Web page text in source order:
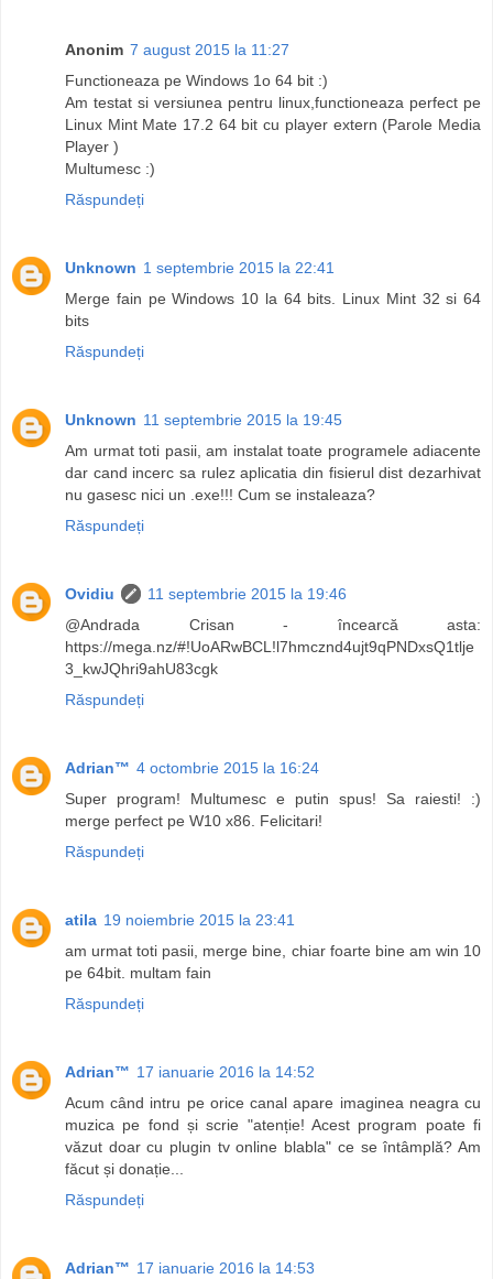
Anonim 7 august 2015 la 11:27
Functioneaza pe Windows 1o 64 bit :)
Am testat si versiunea pentru linux,functioneaza perfect pe
Linux Mint Mate 17.2 64 bit cu player extern (Parole Media
Player )
Multumesc :)
Răspundeți
Unknown 1 septembrie 2015 la 22:41
Merge fain pe Windows 10 la 64 bits. Linux Mint 32 si 64
bits
Răspundeți
Unknown 11 septembrie 2015 la 19:45
Am urmat toti pasii, am instalat toate programele adiacente
dar cand incerc sa rulez aplicatia din fisierul dist dezarhivat
nu gasesc nici un .exe!!! Cum se instaleaza?
Răspundeți
Ovidiu
11 septembrie 2015 la 19:46
@Andrada Crisan - încearcă asta:
https://mega.nz/#!UoARwBCL!l7hmcznd4ujt9qPNDxsQ1tlje
3_kwJQhri9ahU83cgk
Răspundeți
Adrian™ 4 octombrie 2015 la 16:24
Super program! Multumesc e putin spus! Sa raiesti! :)
merge perfect pe W10 x86. Felicitari!
Răspundeți
atila 19 noiembrie 2015 la 23:41
am urmat toti pasii, merge bine, chiar foarte bine am win 10
pe 64bit. multam fain
Răspundeți
Adrian™ 17 ianuarie 2016 la 14:52
Acum când intru pe orice canal apare imaginea neagra cu
muzica pe fond și scrie "atenție! Acest program poate fi
văzut doar cu plugin tv online blabla" ce se întâmplă? Am
făcut și donație...
Răspundeți
Adrian™ 17 ianuarie 2016 la 14:53